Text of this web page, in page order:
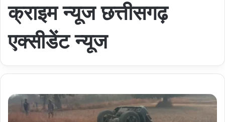
क्राइम न्यूज छत्तीसगढ़
एक्सीडेंट न्यूज